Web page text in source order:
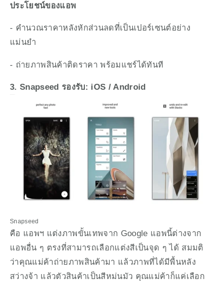
ประโยชน์ของแอพ
- คำนวณราคาหลังหักส่วนลดที่เป็นเปอร์เซนต์อย่าง
แม่นยำ
- ถ่ายภาพสินค้าติดราคา พร้อมแชร์ได้ทันที
3. Snapseed รองรับ: iOS / Android
Snapseed
คือ แอพฯ แต่งภาพขั้นเทพจาก Google แอพนี้ต่างจาก
แอพอื่น ๆ ตรงที่สามารถเลือกแต่งสีเป็นจุด ๆ ได้ สมมติ
ว่าคุณแม่ค้าถ่ายภาพสินค้ามา แล้วภาพที่ได้มีพื้นหลัง
สว่างจ้า แล้วตัวสินค้าเป็นสีหม่นมัว คุณแม่ค้าก็แค่เลือก